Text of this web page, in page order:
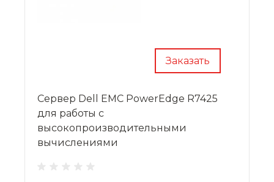
Заказать
Сервер Dell EMC PowerEdge R7425
для работы с
высокопроизводительными
вычислениями